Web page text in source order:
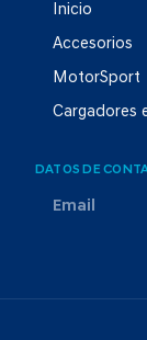
Inicio
Accesorios
MotorSport
Cargadores
DATOS DE
Email